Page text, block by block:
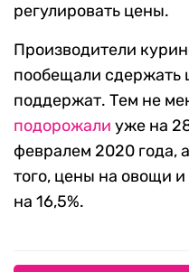
регулировать цены.
Производители
пообещали сдержать
поддержат. Тем не
подорожали уже на
февралем 2020 года,
того, цены на овощи
на 16,5%.